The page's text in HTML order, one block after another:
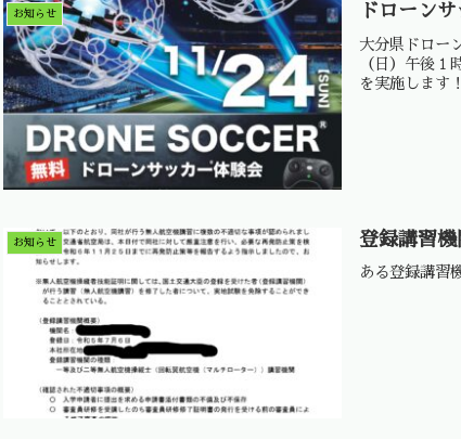
お知らせ ドローン
大分県ドロー
（日）午後
を実施します！
お知らせ 登録講習機
ある登録講習